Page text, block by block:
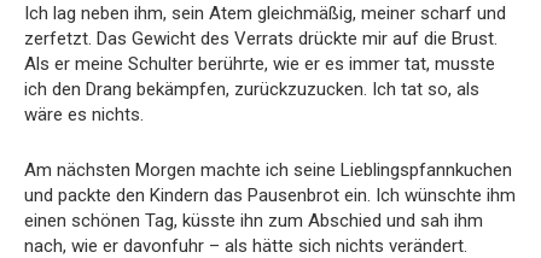
Ich lag neben ihm, sein Atem gleichmäßig, meiner scharf und
zerfetzt. Das Gewicht des Verrats drückte mir auf die Brust.
Als er meine Schulter berührte, wie er es immer tat, musste
ich den Drang bekämpfen, zurückzuzucken. Ich tat so, als
wäre es nichts.
Am nächsten Morgen machte ich seine Lieblingspfannkuchen
und packte den Kindern das Pausenbrot ein. Ich wünschte ihm
einen schönen Tag, küsste ihn zum Abschied und sah ihm
nach, wie er davonfuhr – als hätte sich nichts verändert.